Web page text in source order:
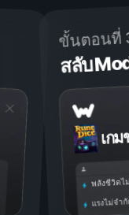
ขั้นตอนที่
สลับ
เก
พลังชีวิตไ
แรงไม่จำ